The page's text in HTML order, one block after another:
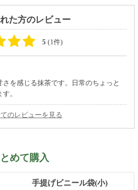
た方のレビュー
5(1件)
を感じる抹茶です。日常のちょっと
。
のレビューを見る
めて購入
手提げビニール袋(小)